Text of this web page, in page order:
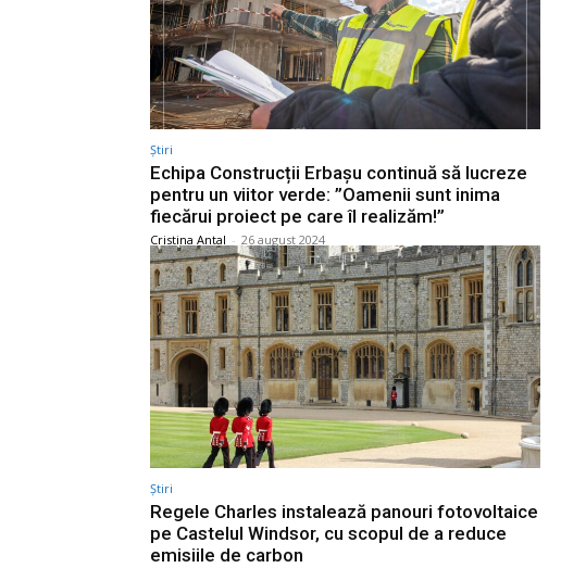
Știri
Echipa Construcții Erbașu continuă să lucreze
pentru un viitor verde: ”Oamenii sunt inima
fiecărui proiect pe care îl realizăm!”
Cristina Antal - 26 august 2024
Știri
Regele Charles instalează panouri fotovoltaice
pe Castelul Windsor, cu scopul de a reduce
emisiile de carbon